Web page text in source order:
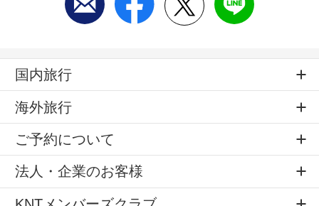
国内旅行
海外旅行
ご予約について
法人・企業のお客様